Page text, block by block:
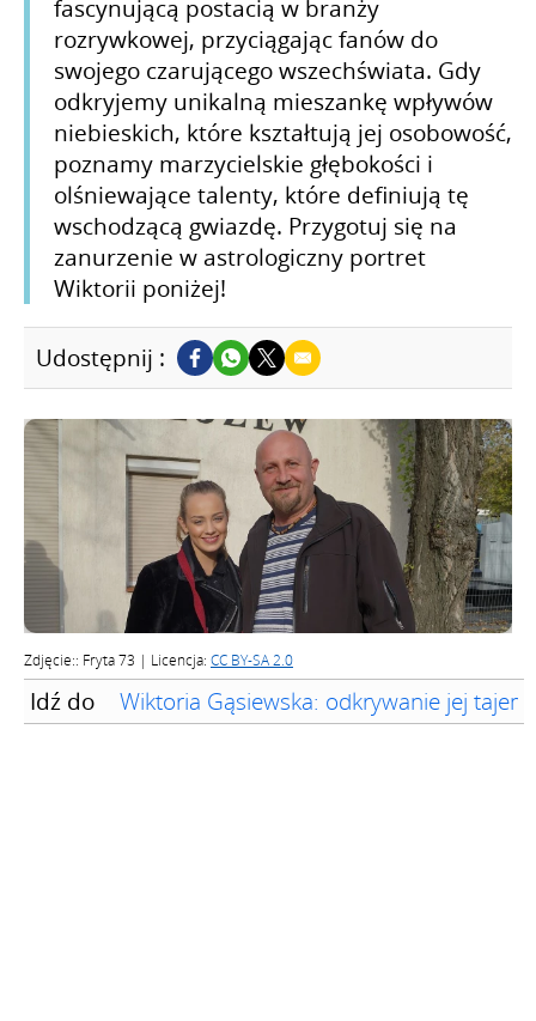
fascynującą postacią w branży
rozrywkowej, przyciągając fanów do
swojego czarującego wszechświata. Gdy
odkryjemy unikalną mieszankę wpływów
niebieskich, które kształtują jej osobowość,
poznamy marzycielskie głębokości i
olśniewające talenty, które definiują tę
wschodzącą gwiazdę. Przygotuj się na
zanurzenie w astrologiczny portret
Wiktorii poniżej!
Udostępnij :
Zdjęcie:: Fryta 73 | Licencja: CC BY-SA 2.0
Idź do Wiktoria Gąsiewska: odkrywanie jej